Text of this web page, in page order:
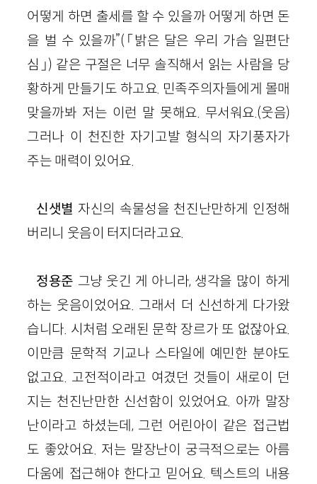
어떻게 하면 출세를 할 수 있을까 어떻게 하면 돈
을 벌 수 있을까”( 「밝은 달은 우리 가슴 일편단
심」) 같은 구절은 너무 솔직해서 읽는 사람을 당
황하게 만들기도 하고요. 민족주의자들에게 몰매
맞을까봐 저는 이런 말 못해요. 무서워요.(웃음)
그러나 이 천진한 자기고발 형식의 자기풍자가
주는 매력이 있어요.
신샛별 자신의 속물성을 천진난만하게 인정해
버리니 웃음이 터지더라고요.
정용준 그냥 웃긴 게 아니라, 생각을 많이 하게
하는 웃음이었어요. 그래서 더 신선하게 다가왔
습니다. 시처럼 오래된 문학 장르가 또 없잖아요.
이만큼 문학적 기교나 스타일에 예민한 분야도
없고요. 고전적이라고 여겼던 것들이 새로이 던
지는 천진난만한 신선함이 있었어요. 아까 말장
난이라고 하셨는데, 그런 어린아이 같은 접근법
도 좋았어요. 저는 말장난이 궁극적으로는 아름
다움에 접근해야 한다고 믿어요. 텍스트의 내용